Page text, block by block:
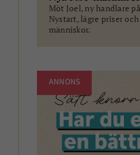
Möt Joel, ny handlare
Nystart, lägre priser
människor.
ANNONS